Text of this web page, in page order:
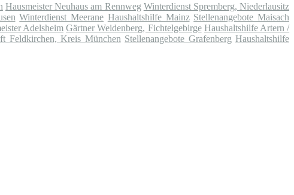
Hausmeister Neuhaus am Rennweg Winterdienst Spremberg, Niederlausitz
Winterdienst Meerane Haushaltshilfe Mainz Stellenangebote Maisach
Adelsheim Gärtner Weidenberg, Fichtelgebirge Haushaltshilfe Artern /
Feldkirchen, Kreis München Stellenangebote Grafenberg Haushaltshilfe